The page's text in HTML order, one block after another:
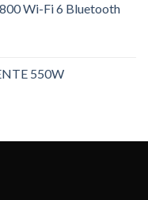
Wi-Fi 6 Bluetooth
550W